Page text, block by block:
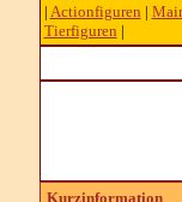
| Actionfiguren |
Tierfiguren |
Kurzinformation